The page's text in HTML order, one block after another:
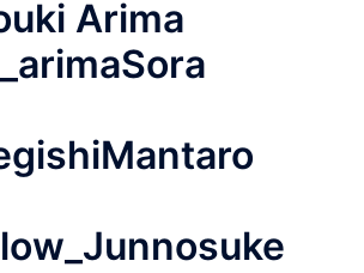
Arima